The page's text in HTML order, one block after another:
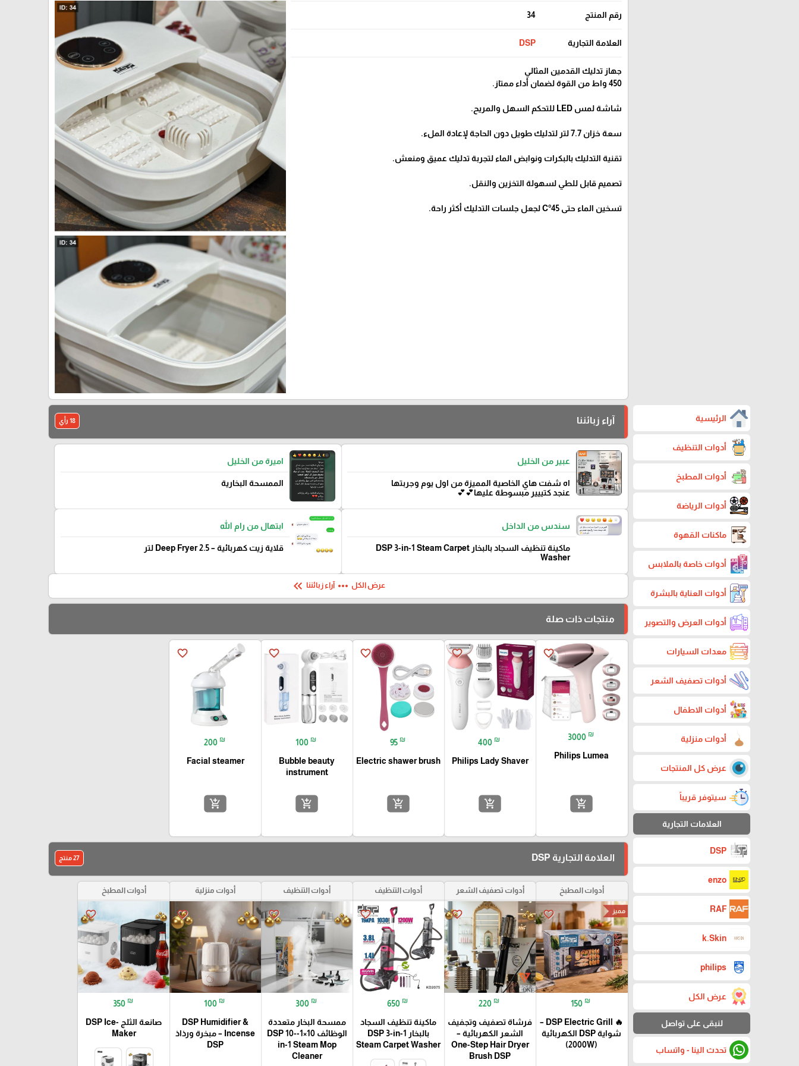
الرئيسية
أدوات التنظيف
أدوات المطبخ
أدوات الرياضة
ماكنات القهوة
أدوات خاصة بالملابس
أدوات العناية بالبشرة
أدوات العرض والتصوير
معدات السيارات
أدوات تصفيف الشعر
أدوات الاطفال
أدوات منزلية
عرض كل المنتجات
سيتوفر قريباً
العلامات التجارية
DSP
enzo
RAF
k.Skin
philips
عرض الكل
لنبقى على تواصل
تحدث الينا - واتساب
رقم المنتج 34
العلامة التجارية DSP
جهاز تدليك القدمين المثالي
450 واط من القوة لضمان أداء ممتاز.
شاشة لمس LED للتحكم السهل والمريح.
سعة خزان 7.7 لتر لتدليك طويل دون الحاجة لإعادة الملء.
تقنية التدليك بالبكرات ونوابض الماء لتجربة تدليك عميق ومنعش.
تصميم قابل للطي لسهولة التخزين والنقل.
تسخين الماء حتى 45°C لجعل جلسات التدليك أكثر راحة.
آراء زبائننا 18 رأي
عبير من الخليل
اه شفت هاي الخاصية المميزة من اول يوم وجربتها
عنجد كتييير مبسوطة عليها💕💕
اميرة من الخليل
الممسحة البخارية
سندس من الداخل
ماكينة تنظيف السجاد بالبخار DSP 3-in-1 Steam Carpet
Washer
ابتهال من رام الله
قلاية زيت كهربائية – Deep Fryer 2.5 لتر
عرض الكل more_horiz آراء زبائننا keyboard_double_arrow_left
منتجات ذات صلة
favorite_border
3000 ₪
Philips Lumea
add_shopping_cart
favorite_border
400 ₪
Philips Lady Shaver
add_shopping_cart
favorite_border
95 ₪
Electric shawer brush
add_shopping_cart
favorite_border
100 ₪
Bubble beauty
instrument
add_shopping_cart
favorite_border
200 ₪
Facial steamer
add_shopping_cart
العلامة التجارية DSP 27 منتج
أدوات المطبخ
favorite_border مميز
150 ₪
🔥 DSP Electric Grill –
شواية DSP الكهربائية
(2000W)
أدوات تصفيف الشعر
favorite_border
220 ₪
فرشاة تصفيف وتجفيف
الشعر الكهربائية –
One-Step Hair Dryer
Brush DSP
أدوات التنظيف
favorite_border
650 ₪
ماكينة تنظيف السجاد
بالبخار DSP 3-in-1
Steam Carpet Washer
أدوات التنظيف
favorite_border
300 ₪
ممسحة البخار متعددة
الوظائف 10×1-DSP 10-
in-1 Steam Mop
Cleaner
أدوات منزلية
favorite_border
100 ₪
DSP Humidifier &
Incense – مبخرة ورذاذ
DSP
أدوات المطبخ
favorite_border
350 ₪
صانعة الثلج -DSP Ice
Maker